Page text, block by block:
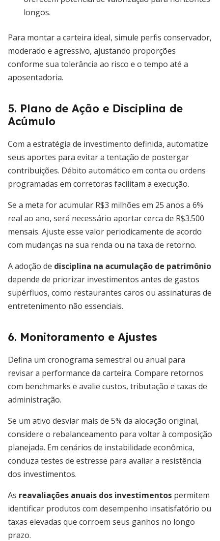
longos.
Para montar a carteira ideal, simule perfis conservador,
moderado e agressivo, ajustando proporções
conforme sua tolerância ao risco e o tempo até a
aposentadoria.
5. Plano de Ação e Disciplina de
Acúmulo
Com a estratégia de investimento definida, automatize
seus aportes para evitar a tentação de postergar
contribuições. Débito automático em conta ou ordens
programadas em corretoras facilitam a execução.
Se a meta for acumular R$3 milhões em 25 anos a 6%
real ao ano, será necessário aportar cerca de R$3.500
mensais. Ajuste esse valor periodicamente de acordo
com mudanças na sua renda ou na taxa de retorno.
A adoção de disciplina na acumulação de patrimônio
depende de priorizar investimentos antes de gastos
supérfluos, como restaurantes caros ou assinaturas de
entretenimento não essenciais.
6. Monitoramento e Ajustes
Defina um cronograma semestral ou anual para
revisar a performance da carteira. Compare retornos
com benchmarks e avalie custos, tributação e taxas de
administração.
Se um ativo desviar mais de 5% da alocação original,
considere o rebalanceamento para voltar à composição
planejada. Em cenários de instabilidade econômica,
conduza testes de estresse para avaliar a resistência
dos investimentos.
As reavaliações anuais dos investimentos permitem
identificar produtos com desempenho insatisfatório ou
taxas elevadas que corroem seus ganhos no longo
prazo.